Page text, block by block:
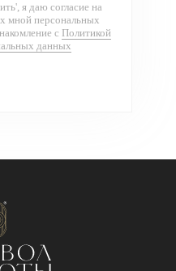
я даю согласие на
мной персональных
с Политикой
данных